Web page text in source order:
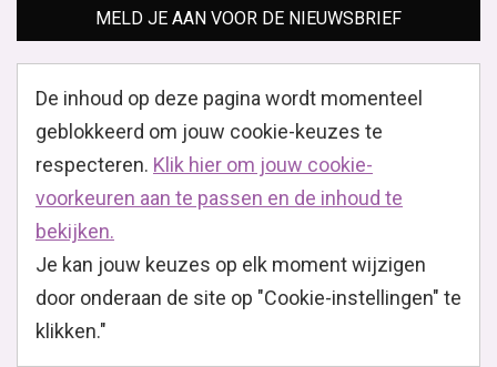
MELD JE AAN VOOR DE NIEUWSBRIEF
De inhoud op deze pagina wordt momenteel
geblokkeerd om jouw cookie-keuzes te
respecteren. Klik hier om jouw cookie-
voorkeuren aan te passen en de inhoud te
bekijken.
Je kan jouw keuzes op elk moment wijzigen
door onderaan de site op "Cookie-instellingen" te
klikken."